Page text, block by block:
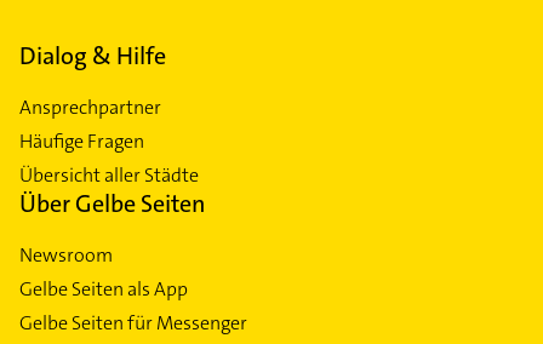
Dialog & Hilfe
Ansprechpartner
Häufige Fragen
Übersicht aller Städte
Über Gelbe Seiten
Newsroom
Gelbe Seiten als App
Gelbe Seiten für Messenger